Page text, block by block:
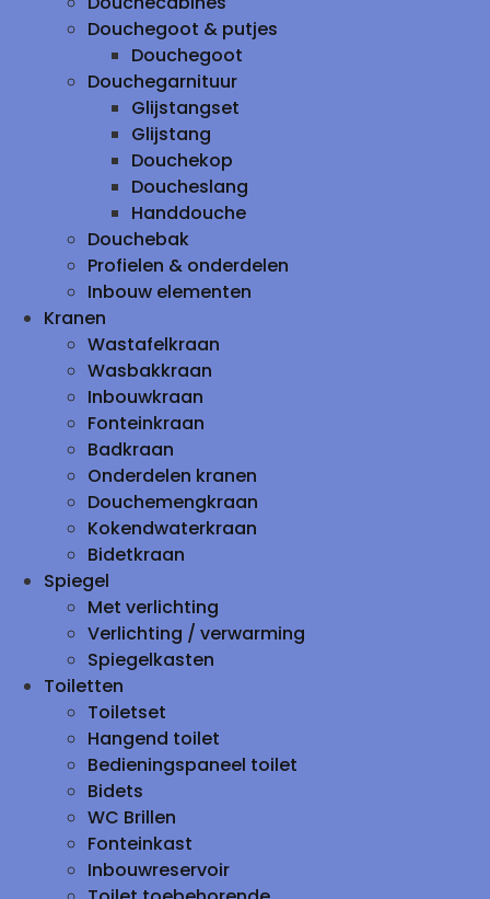
Douchegoot & putjes
Douchegoot
Douchegarnituur
Glijstangset
Glijstang
Douchekop
Doucheslang
Handdouche
Douchebak
Profielen & onderdelen
Inbouw elementen
Kranen
Wastafelkraan
Wasbakkraan
Inbouwkraan
Fonteinkraan
Badkraan
Onderdelen kranen
Douchemengkraan
Kokendwaterkraan
Bidetkraan
Spiegel
Met verlichting
Verlichting / verwarming
Spiegelkasten
Toiletten
Toiletset
Hangend toilet
Bedieningspaneel toilet
Bidets
WC Brillen
Fonteinkast
Inbouwreservoir